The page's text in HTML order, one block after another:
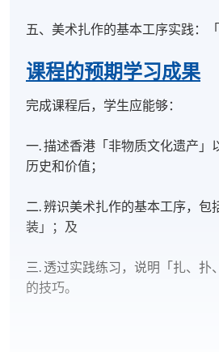
五、美术扎作的基本工序实践：「
课程的预期学习成果
完成课程后，学生应能够：
一. 描述香港「非物质文化遗产」
历史和价值；
二. 辨识美术扎作的基本工序，包
装」；及
三. 透过实践练习，说明「扎、扑
的技巧。